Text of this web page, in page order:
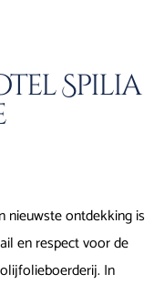
Spilia
nieuwste ontdekking is
en respect voor de
In